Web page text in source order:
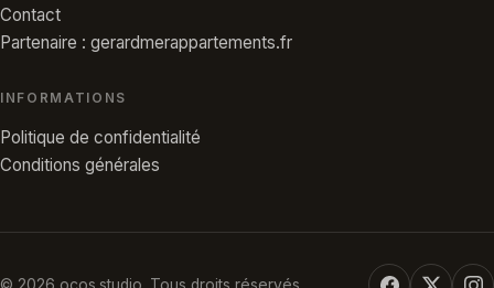
Contact
Partenaire : gerardmerappartements.fr
INFORMATIONS
Politique de confidentialité
Conditions générales